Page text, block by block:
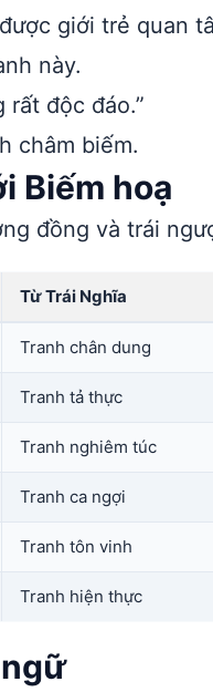
giới trẻ quan
này.
rất độc đáo.”
châm biếm.
Biếm hoạ
đồng và trái
Từ Trái Nghĩa
Tranh chân dung
Tranh tả thực
Tranh nghiêm túc
Tranh ca ngợi
Tranh tôn vinh
Tranh hiện thực